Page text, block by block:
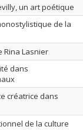
un art poétique
de la
Rina Lasnier
dans
créatrice dans
de la culture